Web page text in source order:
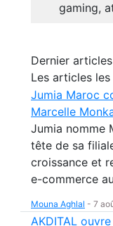
gaming,
Dernier articles
Les articles les
Jumia Maroc
Marcelle
Jumia nomme
tête de sa
croissance et
e-commerce
Mouna Aghlal - 7
AKDITAL